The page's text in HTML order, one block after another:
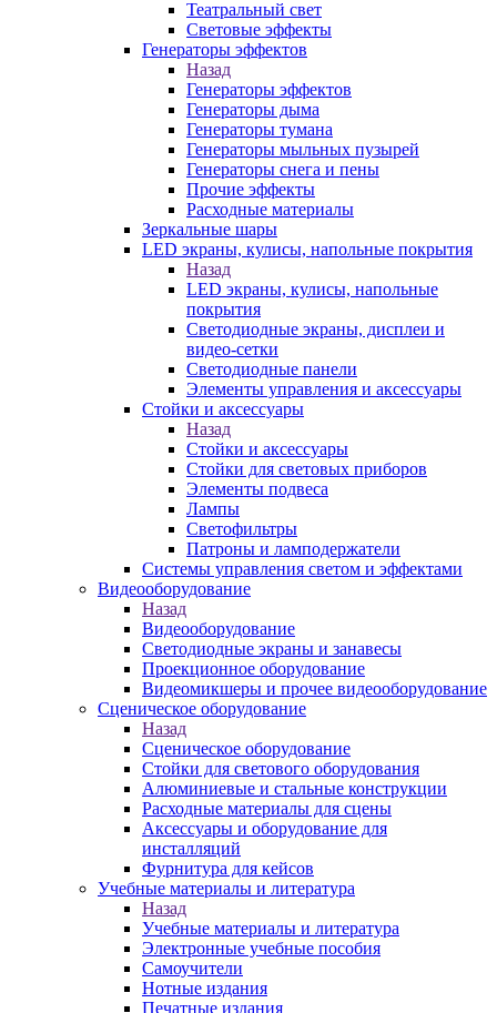
Театральный свет
Световые эффекты
Генераторы эффектов
Назад
Генераторы эффектов
Генераторы дыма
Генераторы тумана
Генераторы мыльных пузырей
Генераторы снега и пены
Прочие эффекты
Расходные материалы
Зеркальные шары
LED экраны, кулисы, напольные покрытия
Назад
LED экраны, кулисы, напольные
покрытия
Светодиодные экраны, дисплеи и
видео-сетки
Светодиодные панели
Элементы управления и аксессуары
Стойки и аксессуары
Назад
Стойки и аксессуары
Стойки для световых приборов
Элементы подвеса
Лампы
Светофильтры
Патроны и ламподержатели
Системы управления светом и эффектами
Видеооборудование
Назад
Видеооборудование
Светодиодные экраны и занавесы
Проекционное оборудование
Видеомикшеры и прочее видеооборудование
Сценическое оборудование
Назад
Сценическое оборудование
Стойки для светового оборудования
Алюминиевые и стальные конструкции
Расходные материалы для сцены
Аксессуары и оборудование для
инсталляций
Фурнитура для кейсов
Учебные материалы и литература
Назад
Учебные материалы и литература
Электронные учебные пособия
Самоучители
Нотные издания
Печатные издания